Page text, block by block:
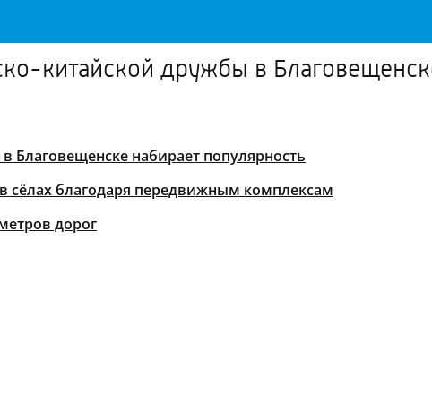
китайской дружбы в
Благовещенске набирает популярность
сёлах благодаря передвижным комплексам
дорог